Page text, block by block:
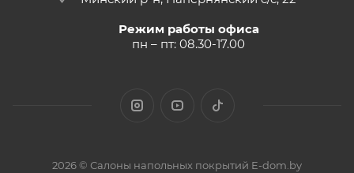
Режим работы офиса
пн – пт: 08.30-17.00
2026 © Салоны напольных покрытий E-dom.by